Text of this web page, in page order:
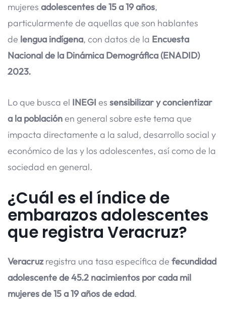
mujeres adolescentes de 15 a 19 años,
particularmente de aquellas que son hablantes
de lengua indígena, con datos de la Encuesta
Nacional de la Dinámica Demográfica (ENADID)
2023.
Lo que busca el INEGI es sensibilizar y concientizar
a la poblaciónen general sobre este tema que
impacta directamente a la salud, desarrollo social y
económico de las y los adolescentes, así como de la
sociedad en general.
¿Cuál es el índice de
embarazos adolescentes
que registra Veracruz?
Veracruzregistra una tasa específica de fecundidad
adolescente de 45.2 nacimientos por cada mil
mujeres de 15 a 19 años de edad.